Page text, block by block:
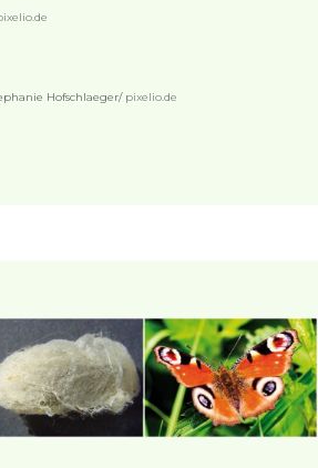
Hofschlaeger/ pixelio.de